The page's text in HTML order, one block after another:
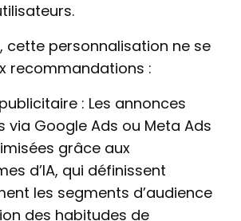
cette personnalisation ne se
recommandations :
: Les annonces
via Google Ads ou Meta Ads
grâce aux
d’IA, qui définissent
les segments d’audience
des habitudes de